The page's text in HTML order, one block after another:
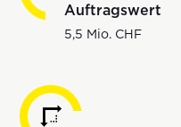
Auftragswert
5,5 Mio. CHF